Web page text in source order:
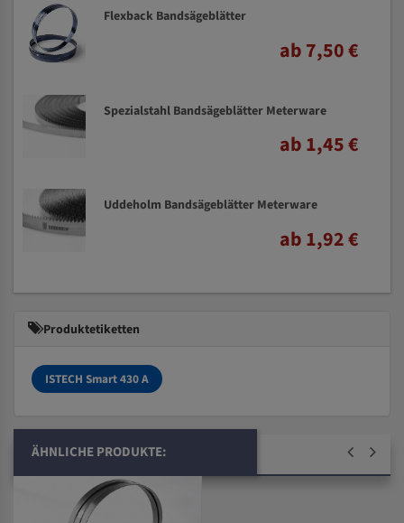
Flexback Bandsägeblätter
ab 7,50 €
Spezialstahl Bandsägeblätter Meterware
ab 1,45 €
Uddeholm Bandsägeblätter Meterware
ab 1,92 €
Produktetiketten
ISTECH Smart 430 A
ÄHNLICHE PRODUKTE: